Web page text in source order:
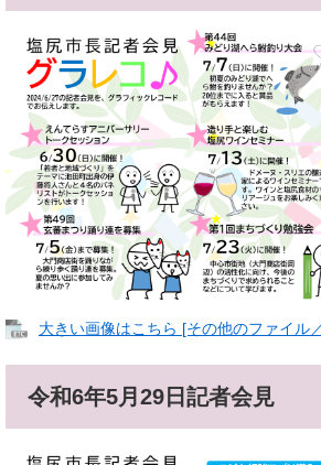
大きい画像はこちら [その他のファイル
令和6年5月29日記者会見